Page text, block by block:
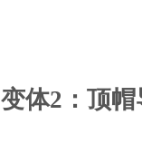
变体2：顶